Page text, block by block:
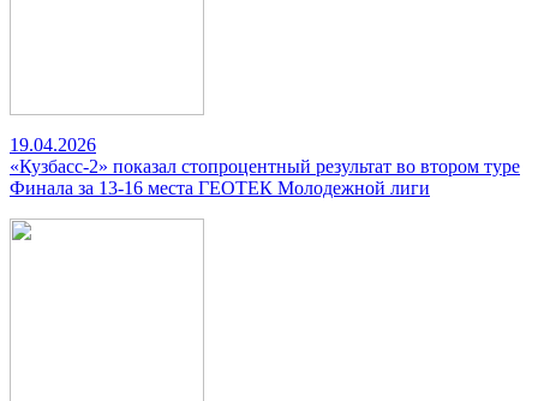
19.04.2026
«Кузбасс-2» показал стопроцентный результат во втором туре
Финала за 13-16 места ГЕОТЕК Молодежной лиги